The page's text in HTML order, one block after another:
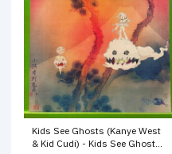
Kids See Ghosts (Kanye West
& Kid Cudi) - Kids See Ghosts